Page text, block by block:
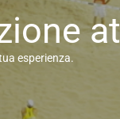
esperienza.